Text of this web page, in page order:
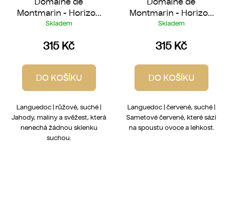
Montmarin - Horizon
Rosé 2025
Skladem
315 Kč
DO KOŠÍKU
Languedoc | růžové, suché |
Jahody, maliny a svěžest, která
nenechá žádnou sklenku
suchou.
Montmarin - Horizon
Rouge 2025
Skladem
315 Kč
DO KOŠÍKU
Languedoc | červené, suché |
Sametové červené, které sází
na spoustu ovoce a lehkost.